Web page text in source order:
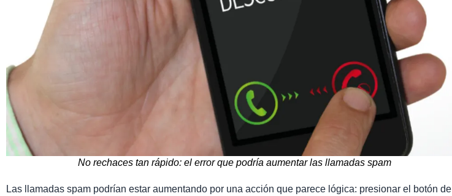
No rechaces tan rápido: el error que podría aumentar las llamadas spam
Las llamadas spam podrían estar aumentando por una acción que parece lógica: presionar el botón de